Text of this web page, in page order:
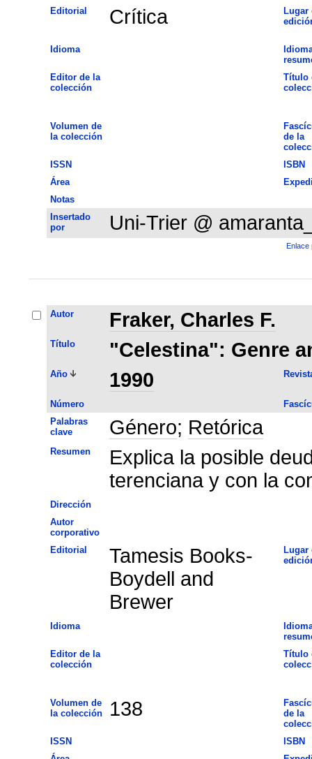
Editorial
Crítica
Lugar
Idioma
Editor de la
colección
Título
Volumen de
la colección
de la
ISSN
ISBN
Área
Notas
Insertado
por
Uni-Trier @
Enlace
Autor Fraker, Charles F.
Título "Celestina": Genre
Año 1990
Número
Palabras
clave
Género; Retórica
Resumen
Explica la posible
terenciana y con la
Dirección
Autor
corporativo
Editorial
Tamesis Books-
Boydell and
Brewer
Lugar
Idioma
Editor de la
colección
Título
Volumen de
la colección
138
de la
ISSN
ISBN